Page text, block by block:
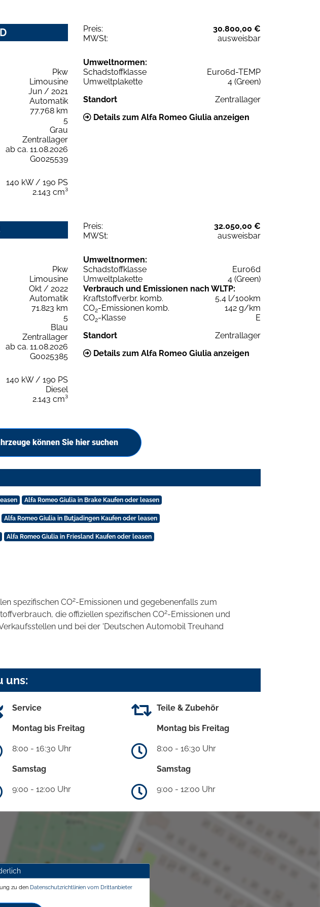
Preis:
30.800,00 €
MWSt:
ausweisbar
Pkw
Limousine
Jun / 2021
Automatik
77.768 km
5
Grau
Zentrallager
ab ca. 11.08.2026
G0025539
140 kW / 190 PS
2.143 cm³
Umweltnormen:
Schadstoffklasse
Euro6d-TEMP
Umweltplakette
4 (Green)
Standort
Zentrallager
Details zum Alfa Romeo Giulia anzeigen
Preis:
32.050,00 €
MWSt:
ausweisbar
Pkw
Limousine
Okt / 2022
Automatik
71.823 km
5
Blau
Zentrallager
ab ca. 11.08.2026
G0025385
140 kW / 190 PS
Diesel
2.143 cm³
Umweltnormen:
Schadstoffklasse
Euro6d
Umweltplakette
4 (Green)
Verbrauch und Emissionen nach WLTP:
Kraftstoffverbr. komb.
5,4 l/100km
CO2-Emissionen komb.
142 g/km
CO2-Klasse
E
Standort
Zentrallager
Details zum Alfa Romeo Giulia anzeigen
können Sie hier suchen
Alfa Romeo Giulia in Brake Kaufen oder leasen
Alfa Romeo Giulia in Butjadingen Kaufen oder leasen
Alfa Romeo Giulia in Friesland Kaufen oder leasen
spezifischen CO2-Emissionen und gegebenenfalls zum
die offiziellen spezifischen CO2-Emissionen und
und bei der 'Deutschen Automobil Treuhand
uns:
Service
Montag bis Freitag
8:00 - 16:30 Uhr
Samstag
9:00 - 12:00 Uhr
Teile & Zubehör
Montag bis Freitag
8:00 - 16:30 Uhr
Samstag
9:00 - 12:00 Uhr
zu den Datenschutzrichtlinien vom Drittanbieter